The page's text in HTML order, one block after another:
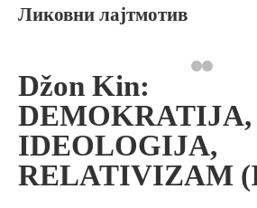
Ликовни лајтмотив
Džon Kin:
DEMOKRATIJA,
IDEOLOGIJA,
RELATIVIZAM